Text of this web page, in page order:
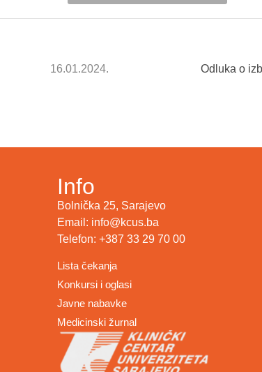
16.01.2024. Odluka o
Info
Bolnička 25, Sarajevo
Email: info@kcus.ba
Telefon: +387 33 29 70 00
Lista čekanja
Konkursi i oglasi
Javne nabavke
Medicinski žurnal